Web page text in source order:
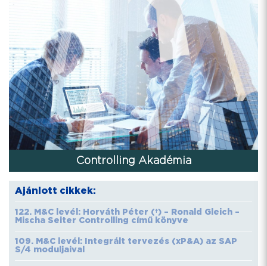
Controlling Akadémia
Ajánlott cikkek:
122. M&C levél: Horváth Péter (†) – Ronald Gleich –
Mischa Seiter Controlling című könyve
109. M&C levél: Integrált tervezés (xP&A) az SAP
S/4 moduljaival